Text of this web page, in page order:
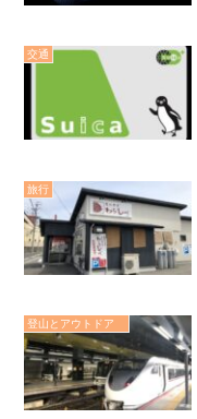
交通
旅行
登山とアウトドア